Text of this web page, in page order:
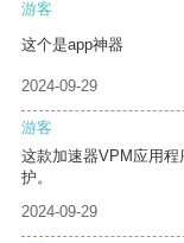
游客
这个是app神器
2024-09-29
游客
这款加速器VPM应用
护。
2024-09-29